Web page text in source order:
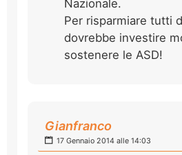
Nazionale.
Per risparmiare tutti
dovrebbe investire
sostenere le ASD!
Gianfranco
17 Gennaio 2014 alle 14:03